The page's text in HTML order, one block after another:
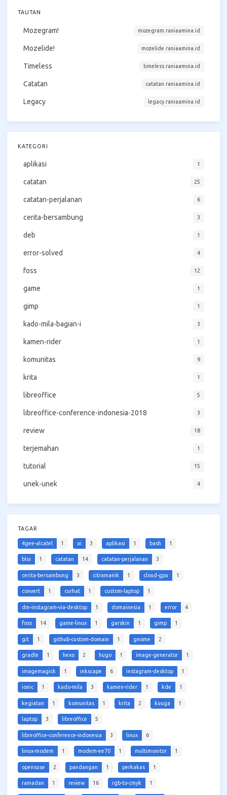
TAUTAN
Mozegram! mozegram.raniaamina.id
Mozelide! mozelide.raniaamina.id
Timeless timeless.raniaamina.id
Catatan catatan.raniaamina.id
Legacy legacy.raniaamina.id
KATEGORI
aplikasi 1
catatan 25
catatan-perjalanan 6
cerita-bersambung 3
deb 1
error-solved 4
foss 12
game 1
gimp 1
kado-mila-bagian-i 3
kamen-rider 1
komunitas 9
krita 1
libreoffice 5
libreoffice-conference-indonesia-2018 3
review 18
terjemahan 1
tutorial 15
unek-unek 4
TAGAR
4gee-alcatel 1 ai 3 aplikasi 1 bash 1
bloi 1 catatan 14 catatan-perjalanan 3
cerita-bersambung 3 citramanik 1 cloud-gpu 1
convert 1 curhat 1 custom-laptop 1
dm-instagram-via-desktop 1 domainesia 1 error 4
foss 14 game-linux 1 garskin 1 gimp 1
git 1 github-custom-domain 1 gnome 2
gradle 1 hexo 2 hugo 1 image-generator 1
imagemagick 1 inkscape 6 instagram-desktop 1
ionic 1 kado-mila 3 kamen-rider 1 kde 1
kegiatan 1 komunitas 1 krita 2 kuuga 1
laptop 3 libreoffice 5
libreoffice-conference-indonesia 3 linux 6
linux-modem 1 modem-ee70 1 multimonitor 1
opensuse 2 pandangan 1 perkakas 1
ramadan 1 review 16 rgb-to-cmyk 1